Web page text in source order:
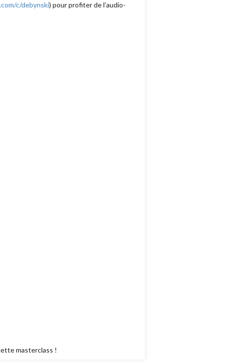
c/debynski) pour profiter de l’audio-
masterclass !